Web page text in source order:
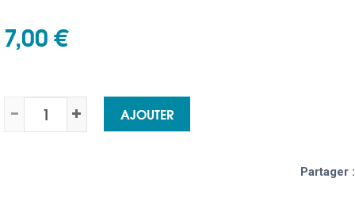
7,00 €
AJOUTER
Partager :